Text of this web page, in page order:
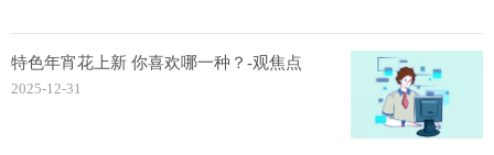
特色年宵花上新 你喜欢哪一种？-观焦点
2025-12-31